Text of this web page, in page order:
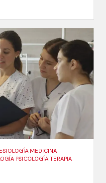
MEDICINA
PSICOLOGÍA TERAPIA